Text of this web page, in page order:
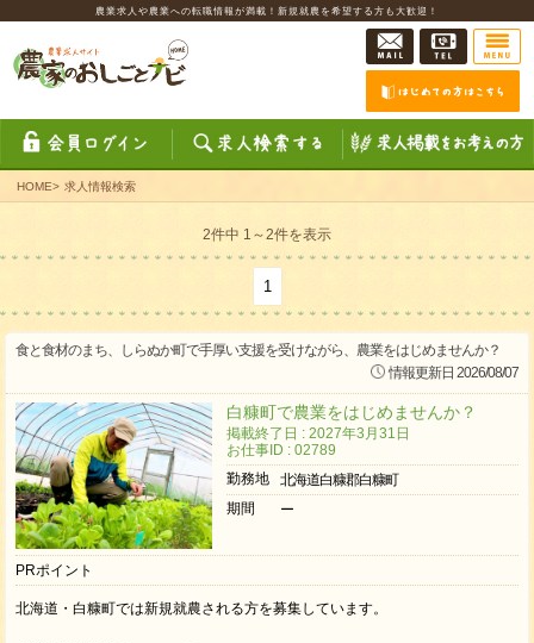
農業求人や農業への転職情報が満載！新規就農を希望する方も大歓迎！
HOME> 求人情報検索
2件中 1～2件を表示
1
食と食材のまち、しらぬか町で手厚い支援を受けながら、農業をはじめませんか？
情報更新日 2026/08/07
白糠町で農業をはじめませんか？
掲載終了日 : 2027年3月31日
お仕事ID : 02789
勤務地
北海道白糠郡白糠町
期間
ー
PRポイント
北海道・白糠町では新規就農される方を募集しています。